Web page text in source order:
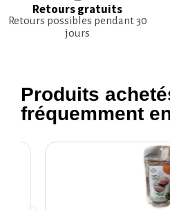
Retours gratuits
Retours possibles pendant 30
jours
Produits
fréquemment